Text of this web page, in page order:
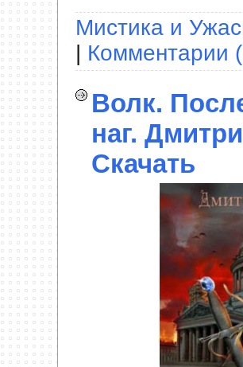
Мистика и
| Комментарии
Волк.
наг.
Скачать